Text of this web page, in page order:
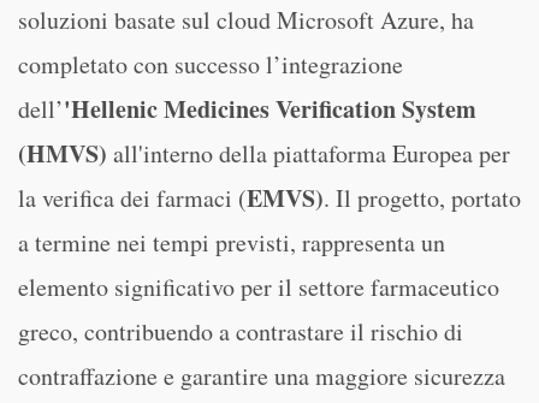
soluzioni basate sul cloud Microsoft Azure, ha
completato con successo l’integrazione
dell’'Hellenic Medicines Verification System
(HMVS) all'interno della piattaforma Europea per
la verifica dei farmaci (EMVS). Il progetto, portato
a termine nei tempi previsti, rappresenta un
elemento significativo per il settore farmaceutico
greco, contribuendo a contrastare il rischio di
contraffazione e garantire una maggiore sicurezza